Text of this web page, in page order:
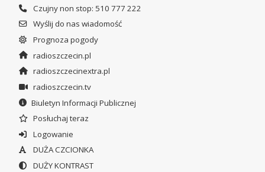
Czujny non stop: 510 777 222
Wyślij do nas wiadomość
Prognoza pogody
radioszczecin.pl
radioszczecinextra.pl
radioszczecin.tv
Biuletyn Informacji Publicznej
Posłuchaj teraz
Logowanie
DUŻA CZCIONKA
DUŻY KONTRAST